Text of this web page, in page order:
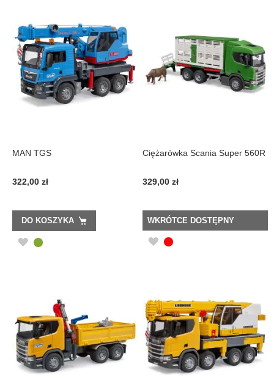
ŻYCZEŃ ŻYCZEŃ
MAN TGS
322,00 zł
DO KOSZYKA
DODAJ
ŻYCZEŃ
Ciężarówka Scania Super 560R
329,00 zł
WKRÓTCE DOSTĘPNY
DODAJ
ŻYCZEŃ